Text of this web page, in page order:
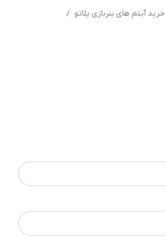
خرید آیتم های بنربازی پلاتو